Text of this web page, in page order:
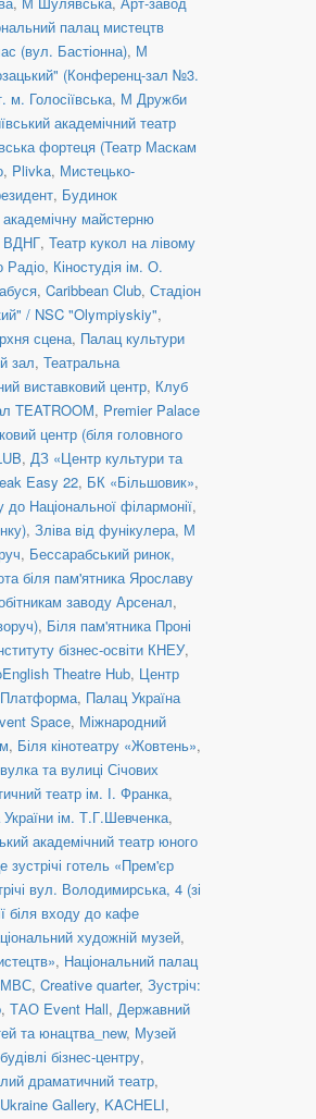
палац мистецтв
(вул. Бастіонна), М
(Конференц-зал №3.
м. Голосіївська, М Дружби
академічний театр
фортеця (Театр Маскам
, Plivka, Мистецько-
, Будинок
академічну майстерню
ВДНГ, Театр кукол на лівому
Радіо, Кіностудія ім. О.
, Caribbean Club, Стадіон
/ NSC "Olympiyskiy",
сцена, Палац культури
зал, Театральна
виставковий центр, Клуб
TEATROOM, Premier Palace
центр (біля головного
, ДЗ «Центр культури та
Easy 22, БК «Більшовик»,
Національної філармонії,
, Зліва від фунікулера, М
, Бессарабський ринок,
біля пам'ятника Ярославу
заводу Арсенал,
, Біля пам'ятника Проні
бізнес-освіти КНЕУ,
Theatre Hub, Центр
, Палац Україна
Space, Міжнародний
, Біля кінотеатру «Жовтень»,
та вулиці Січових
театр ім. І. Франка,
ім. Т.Г.Шевченка,
академічний театр юного
зустрічі готель «Прем'єр
вул. Володимирська, 4 (зі
біля входу до кафе
художній музей,
, Національний палац
МВС, Creative quarter, Зустріч:
, ТАО Event Hall, Державний
та юнацтва_new, Музей
бізнес-центру,
драматичний театр,
Gallery, KACHELI,